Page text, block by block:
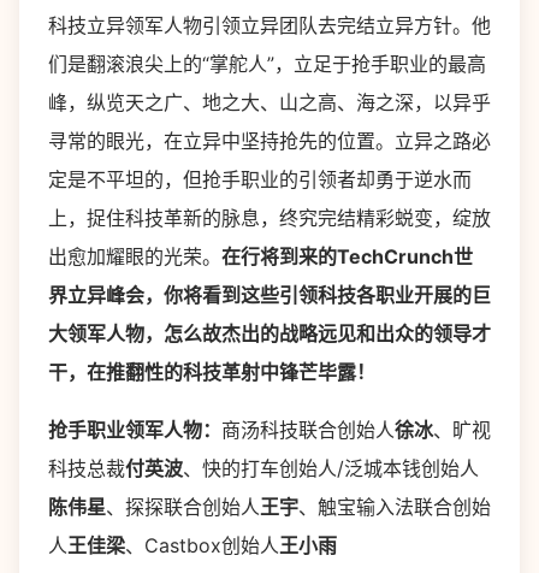
科技立异领军人物引领立异团队去完结立异方针。他
们是翻滚浪尖上的“掌舵人”，立足于抢手职业的最高
峰，纵览天之广、地之大、山之高、海之深，以异乎
寻常的眼光，在立异中坚持抢先的位置。立异之路必
定是不平坦的，但抢手职业的引领者却勇于逆水而
上，捉住科技革新的脉息，终究完结精彩蜕变，绽放
出愈加耀眼的光荣。 在行将到来的TechCrunch世
界立异峰会，你将看到这些引领科技各职业开展的巨
大领军人物，怎么故杰出的战略远见和出众的领导才
干，在推翻性的科技革射中锋芒毕露！
抢手职业领军人物： 商汤科技联合创始人徐冰、旷视
科技总裁付英波、快的打车创始人/泛城本钱创始人
陈伟星、探探联合创始人王宇、触宝输入法联合创始
人王佳梁、Castbox创始人王小雨